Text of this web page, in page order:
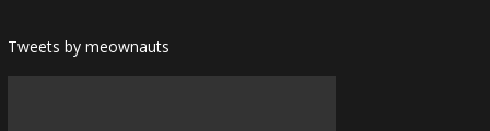
Tweets by meownauts